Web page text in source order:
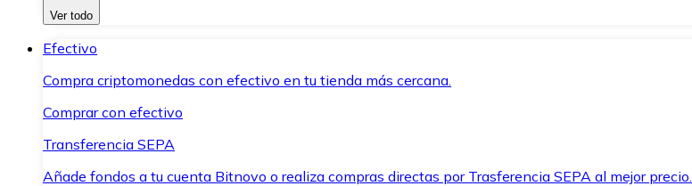
Ver todo
Efectivo
Compra criptomonedas con efectivo en tu tienda más cercana.
Comprar con efectivo
Transferencia SEPA
Añade fondos a tu cuenta Bitnovo o realiza compras directas por Trasferencia SEPA al mejor precio.